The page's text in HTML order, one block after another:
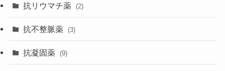
抗リウマチ薬 (2)
抗不整脈薬 (3)
抗凝固薬 (9)